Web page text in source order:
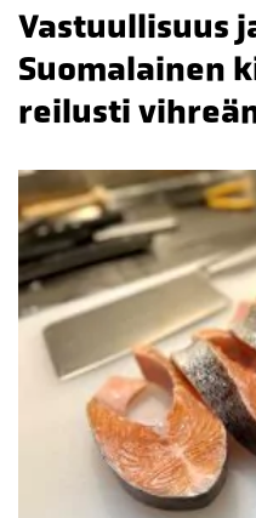
Vastuullisuus
Suomalainen
reilusti